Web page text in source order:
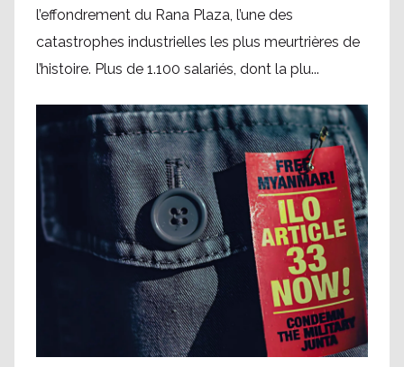
l’effondrement du Rana Plaza, l’une des
catastrophes industrielles les plus meurtrières de
l’histoire. Plus de 1.100 salariés, dont la plu...